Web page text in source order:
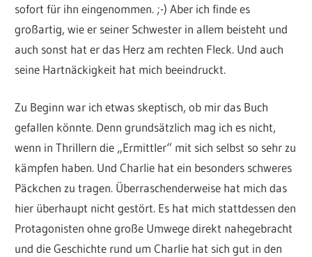
sofort für ihn eingenommen. ;-) Aber ich finde es
großartig, wie er seiner Schwester in allem beisteht und
auch sonst hat er das Herz am rechten Fleck. Und auch
seine Hartnäckigkeit hat mich beeindruckt.
Zu Beginn war ich etwas skeptisch, ob mir das Buch
gefallen könnte. Denn grundsätzlich mag ich es nicht,
wenn in Thrillern die „Ermittler“ mit sich selbst so sehr zu
kämpfen haben. Und Charlie hat ein besonders schweres
Päckchen zu tragen. Überraschenderweise hat mich das
hier überhaupt nicht gestört. Es hat mich stattdessen den
Protagonisten ohne große Umwege direkt nahegebracht
und die Geschichte rund um Charlie hat sich gut in den